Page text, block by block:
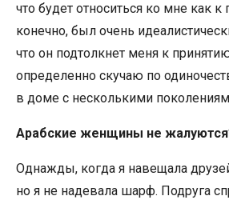
что будет относиться ко мне как к
конечно, был очень
что он подтолкнет меня к
определенно скучаю по
в доме с несколькими
Арабские женщины не
Однажды, когда я навещала
но я не надевала шарф. Подруга